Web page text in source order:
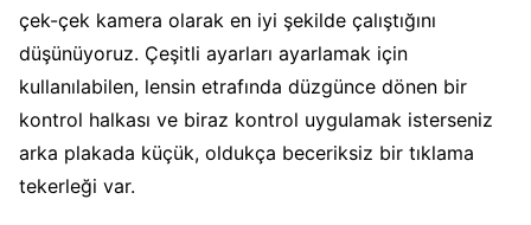
çek-çek kamera olarak en iyi şekilde çalıştığını
düşünüyoruz. Çeşitli ayarları ayarlamak için
kullanılabilen, lensin etrafında düzgünce dönen bir
kontrol halkası ve biraz kontrol uygulamak isterseniz
arka plakada küçük, oldukça beceriksiz bir tıklama
tekerleği var.